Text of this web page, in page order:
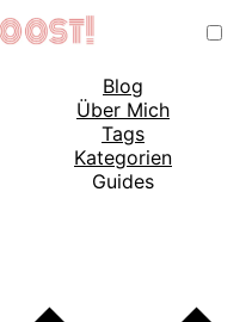
Blog
Über Mich
Tags
Kategorien
Guides